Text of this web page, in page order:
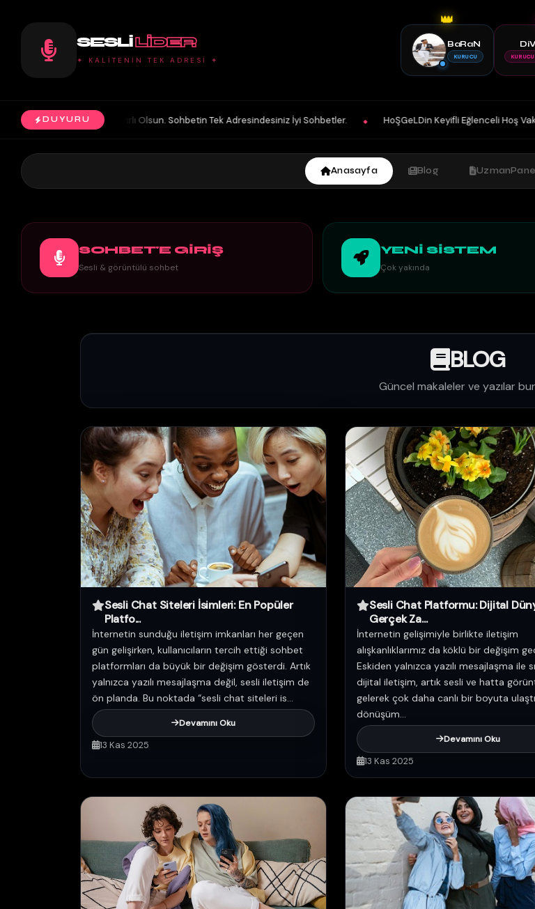
SESLILIDER
✦ KALİTENİN TEK ADRESİ ✦
👑
BaRaN
KURUCU KURUCU
DUYURU
Hayırlı Olsun. Sohbetin Tek Adresindesiniz İyi Sohbetler. ◆ HoŞGeLDin Keyifli Eğlenceli Hoş Vakitler Diler 2026
Anasayfa Blog
SOHBET'E GİRİŞ
Sesli & görüntülü sohbet
YENİ SİSTEM
Çok yakında
BLOG
Güncel makaleler ve yazılar
Sesli Chat Siteleri İsimleri: En Popüler
Platfo...
İnternetin sunduğu iletişim imkanları her geçen
gün gelişirken, kullanıcıların tercih ettiği sohbet
platformları da büyük bir değişim gösterdi. Artık
yalnızca yazılı mesajlaşma değil, sesli iletişim de
ön planda. Bu noktada “sesli chat siteleri is...
Devamını Oku
13 Kas 2025
Sesli Chat Platformu: Dijital
Gerçek Za...
İnternetin gelişimiyle birlikte iletişim
alışkanlıklarımız da köklü bir değişim
Eskiden yalnızca yazılı mesajlaşma ile
dijital iletişim, artık sesli ve hatta
gelerek çok daha canlı bir boyuta
dönüşüm...
Devamını Oku
13 Kas 2025